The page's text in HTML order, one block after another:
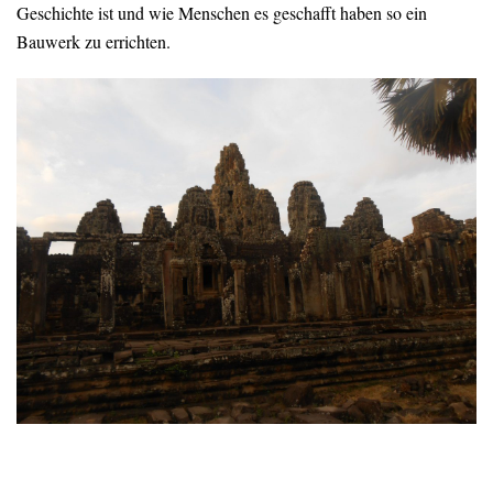
Geschichte ist und wie Menschen es geschafft haben so ein
Bauwerk zu errichten.